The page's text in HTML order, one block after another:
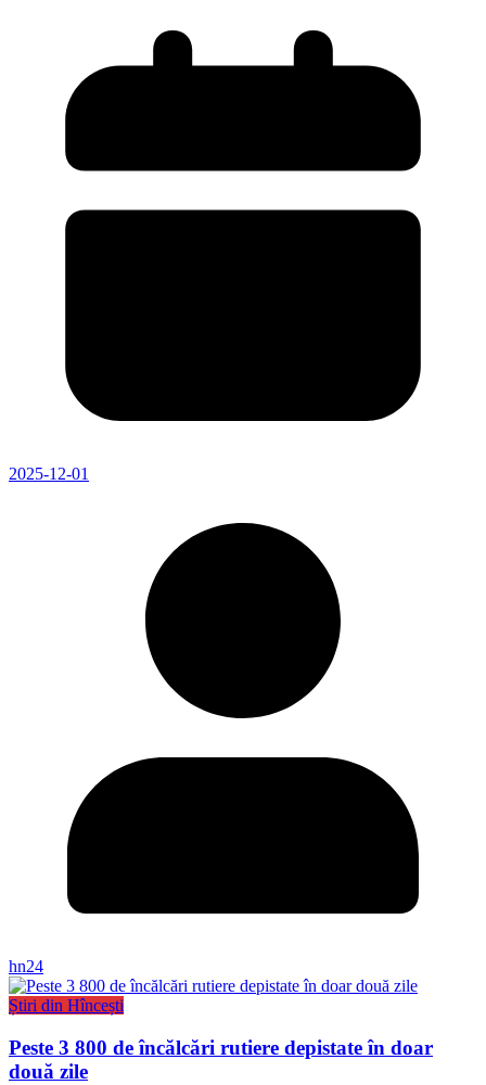
2025-12-01
hn24
Știri din Hîncești
Peste 3 800 de încălcări rutiere depistate în doar
două zile